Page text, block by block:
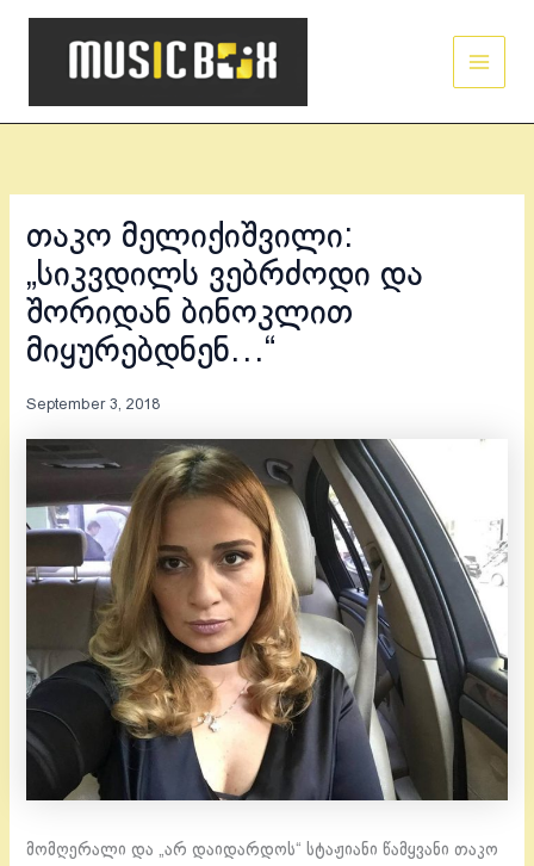
Skip
თაკო მელიქიშვილი:
„სიკვდილს ვებრძოდი და
შორიდან ბინოკლით
მიყურებდნენ…“
September 3, 2018
მომღერალი და „არ დაიდარდოს“ სტაჟიანი წამყვანი თაკო